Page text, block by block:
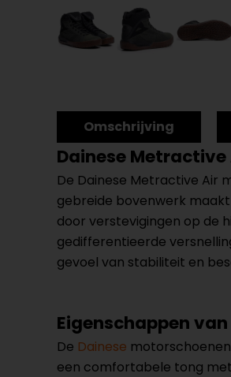
Omschrijving
Dainese
De Dainese Metractive Air
gebreide bovenwerk
door verstevigingen op de
gedifferentieerde
gevoel van stabiliteit en
Eigenschappen
De Dainese
een comfortabele tong